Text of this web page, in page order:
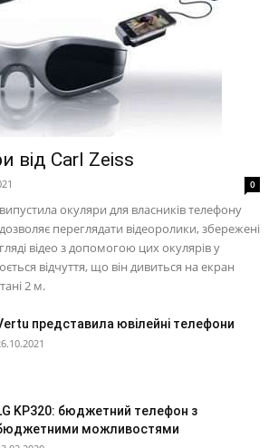
від Carl Zeiss
0
окуляри для власників телефону
переглядати відеоролики, збережені
відео з допомогою цих окулярів у
відчуття, що він дивиться на екран
2 м.
представила ювілейні телефони
KP320: бюджетний телефон з
можливостями